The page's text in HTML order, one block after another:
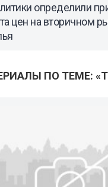
определили
цен на вторичном
ПО ТЕМЕ: